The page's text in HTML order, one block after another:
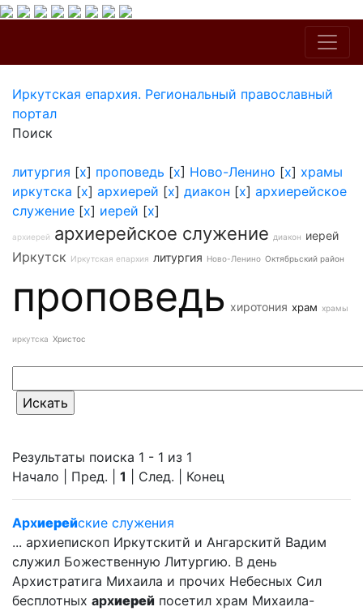
Иркутская епархия. Региональный православный
портал
Поиск
литургия [x] проповедь [x] Ново-Ленино [x] храмы
иркутска [x] архиерей [x] диакон [x] архиерейское
служение [x] иерей [x]
архиерей архиерейское служение диакон иерей
Иркутск Иркутская епархия литургия Ново-Ленино Октябрьский район
проповедь хиротония храм храмы
иркутска Христос
Результаты поиска 1 - 1 из 1
Начало | Пред. | 1 | След. | Конец
Архиерейские служения
... архиепископ Иркутскитй и Ангарскитй Вадим
служил Божественную Литургию. В день
Архистратига Михаила и прочих Небесных Сил
бесплотных архиерей посетил храм Михаила-